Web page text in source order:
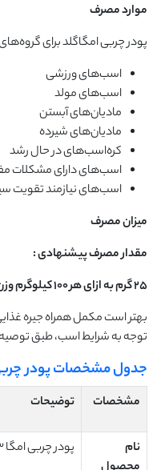
موارد مصرف
پودر چربی امگاگلد برای
اسب‌های ورزشی
اسب‌های مولد
مادیان‌های آبستن
مادیان‌های شیرده
کره‌اسب‌های در حال رشد
اسب‌های دارای مشکلات
اسب‌های نیازمند تقویت
میزان مصرف
مقدار مصرف پیشنهادی:
۲۵گرم به ازای هر۱۰۰کیلوگرم
بهتر است مکمل همراه جیره
توجه به شرایط اسب، طبق
جدول مشخصات پودر چربی امگا ۳
مشخصات توضیحات
نام
پودر چربی امگا ۳ امگاگلد